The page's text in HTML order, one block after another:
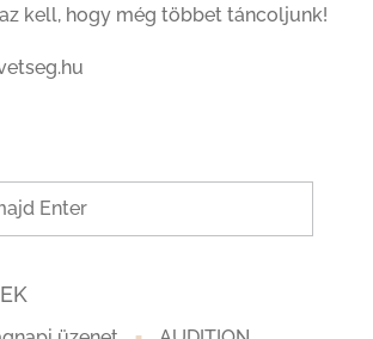
kell, hogy még többet táncoljunk!